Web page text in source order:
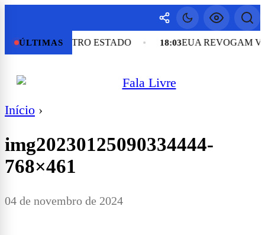
ÚLTIMAS
EM OUTRO ESTADO 18:03EUA REVOGAM
Início ›
img20230125090334444-
768×461
04 de novembro de 2024